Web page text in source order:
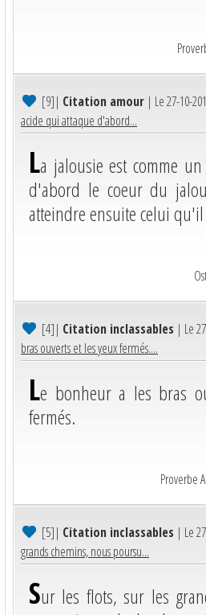
[9]| Citation amour | Le 27-10-
acide qui attaque d'abord...
La jalousie est comme
d'abord le coeur du
atteindre ensuite celui
[4]| Citation inclassables | Le
bras ouverts et les yeux fermés....
Le bonheur a les bras
fermés.
Proverbe
[5]| Citation inclassables | Le
grands chemins, nous poursu...
Sur les flots, sur les